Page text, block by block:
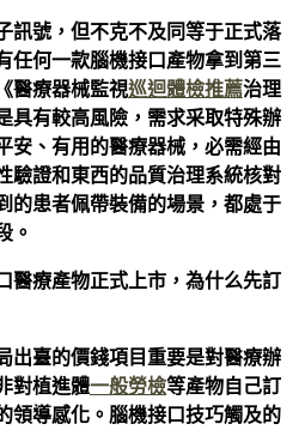
訊號，但不克不及同等于正式落
任何一款腦機接口產物拿到第三
醫療器械監視巡迴體檢推薦治理
具有較高風險，需求采取特殊辦
安、有用的醫療器械，必需經由
驗證和東西的品質治理系統核對
的患者佩帶裝備的場景，都處于
。
醫療產物正式上市，為什么先訂
出臺的價錢項目重要是對醫療辦
對植進體一般勞檢等產物自己訂
領導感化。腦機接口技巧觸及的